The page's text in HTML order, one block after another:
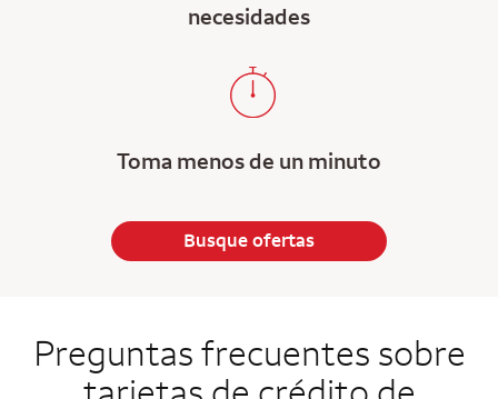
necesidades
Toma menos de un minuto
Busque ofertas
Preguntas frecuentes sobre